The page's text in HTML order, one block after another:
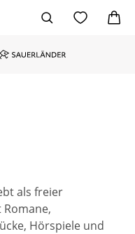
als freier
Hörspiele und